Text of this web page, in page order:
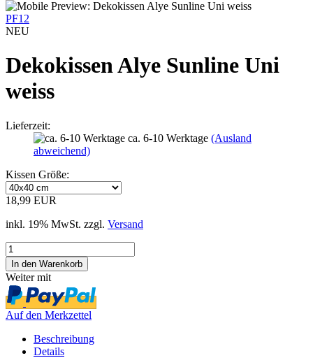
PF12
NEU
Dekokissen Alye Sunline Uni
weiss
Lieferzeit:
ca. 6-10 Werktage (Ausland
abweichend)
Kissen Größe:
18,99 EUR
inkl. 19% MwSt. zzgl. Versand
Weiter mit
Auf den Merkzettel
Beschreibung
Details